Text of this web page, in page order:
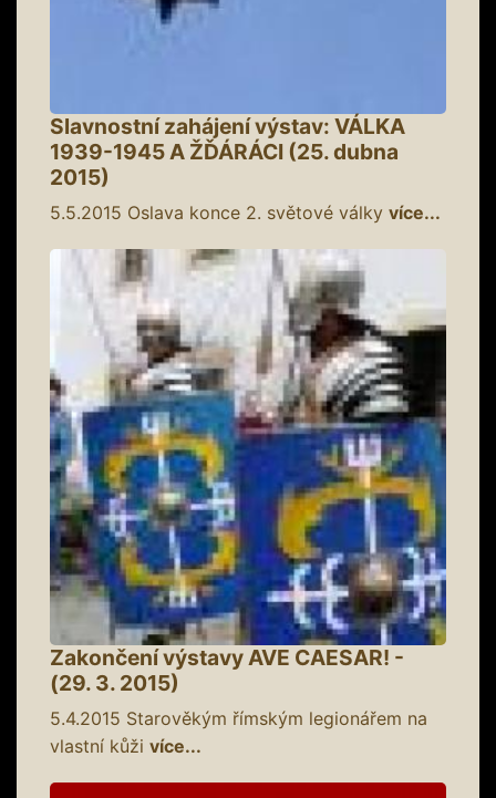
Slavnostní zahájení výstav: VÁLKA
1939-1945 A ŽĎÁRÁCI (25. dubna
2015)
5.5.2015 Oslava konce 2. světové války více...
Zakončení výstavy AVE CAESAR! -
(29. 3. 2015)
5.4.2015 Starověkým římským legionářem na
vlastní kůži více...